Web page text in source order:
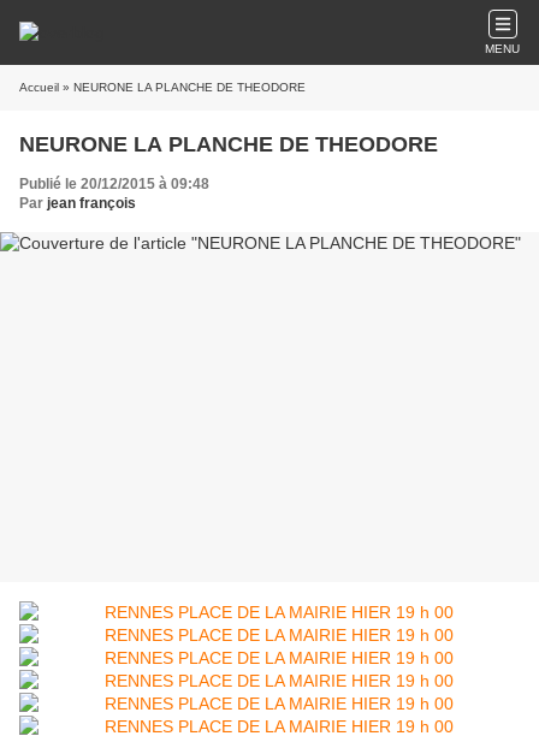
MENU
Accueil » NEURONE LA PLANCHE DE THEODORE
NEURONE LA PLANCHE DE THEODORE
Publié le 20/12/2015 à 09:48
Par jean françois